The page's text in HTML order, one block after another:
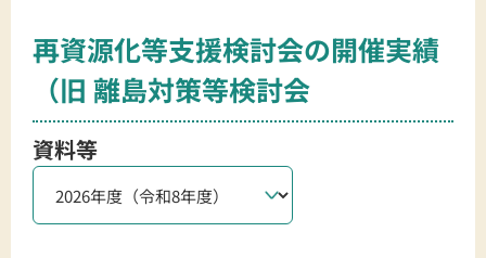
再資源化等支援検討会の開催実績
（旧 離島対策等検討会
資料等